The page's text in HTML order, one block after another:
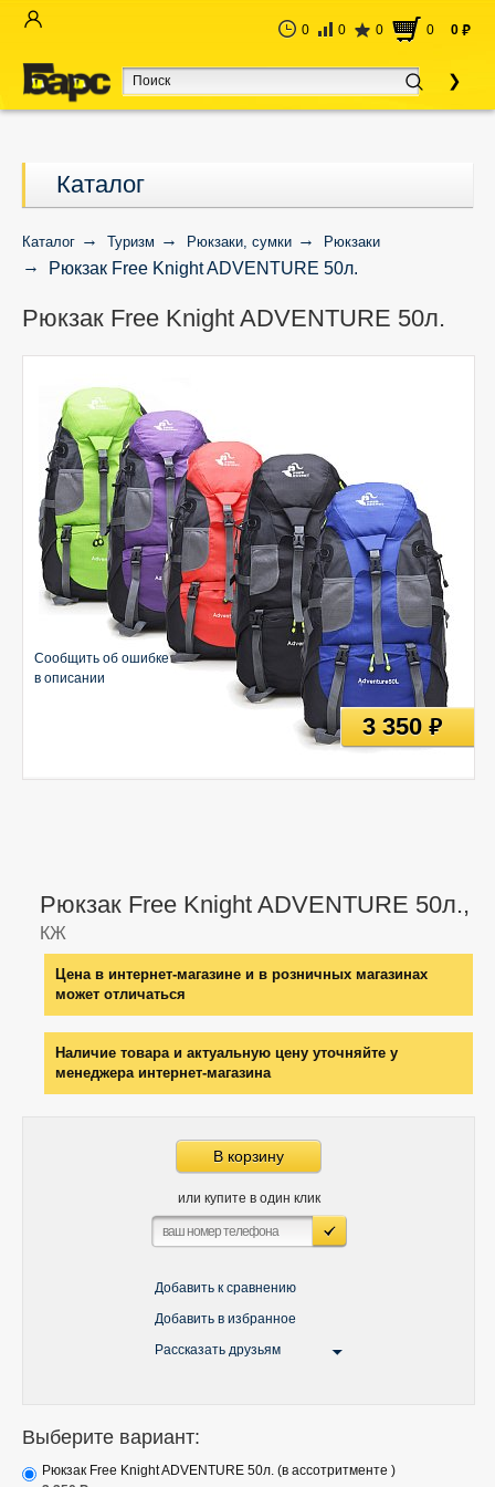
0 0 0 0 0 руб
Каталог
Каталог Туризм Рюкзаки, сумки Рюкзаки
Рюкзак Free Knight ADVENTURE 50л.
Рюкзак Free Knight ADVENTURE 50л.
Рюкзак Free Knight ADVENTURE 50л.,
КЖ
Цена в интернет-магазине и в розничных магазинах
может отличаться
Наличие товара и актуальную цену уточняйте у
менеджера интернет-магазина
В корзину
или купите в один клик
Добавить к сравнению
Добавить в избранное
Рассказать друзьям
Сообщить об ошибке
в описании
3 350руб
Выберите вариант:
Рюкзак Free Knight ADVENTURE 50л. (в ассотритменте )